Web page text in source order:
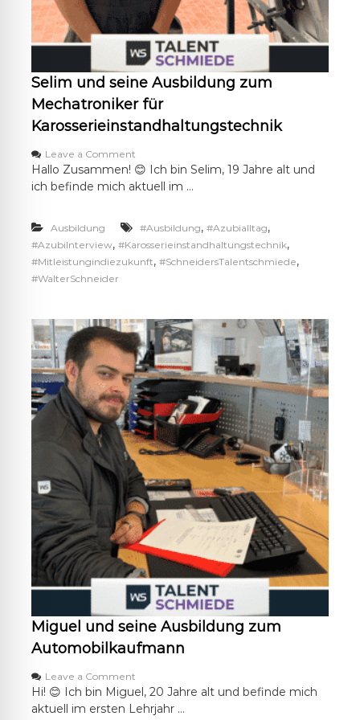
z
u
m
K
f
z
-
e
h
a
t
n
i
k
Selim und seine Ausbildung zum
Mechatroniker für
Karosserieinstandhaltungstechnik
Leave a Commento
n
S
n
i
n
e
A
u
s
b
i
l
d
u
g
z
u
m
M
e
c
h
a
t
r
n
i
Hallo Zusammen! 😊 Ich bin Selim, 19 Jahre alt und
ich befinde mich aktuell im …
Ausbildung #Ausbildung, #Azubialltag,
#AzubiInterview, #Karosserieinstandhaltungstechnik,
#Mitleistungindiezukunft, #SchneidersTalentschmiede,
#WalterSchneider
Miguel und seine Ausbildung zum
Automobilkaufmann
Leave a Commento
n
M
Hi! 😊 Ich bin Miguel, 20 Jahre alt und befinde mich
aktuell im ersten Lehrjahr …